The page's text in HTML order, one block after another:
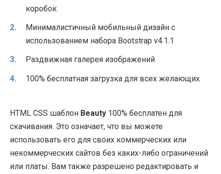
коробок
Минималистичный мобильный дизайн с
использованием набора Bootstrap v4.1.1
Раздвижная галерея изображений
100% бесплатная загрузка для всех желающих
HTML CSS шаблон Beauty 100% бесплатен для
скачивания. Это означает, что вы можете
использовать его для своих коммерческих или
некоммерческих сайтов без каких-либо ограничений
или платы. Вам также разрешено редактировать и